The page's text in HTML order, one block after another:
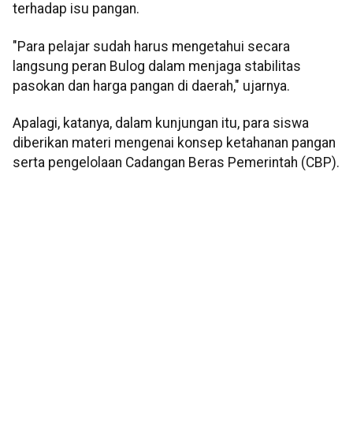
terhadap isu pangan.
"Para pelajar sudah harus mengetahui secara
langsung peran Bulog dalam menjaga stabilitas
pasokan dan harga pangan di daerah," ujarnya.
Apalagi, katanya, dalam kunjungan itu, para siswa
diberikan materi mengenai konsep ketahanan pangan
serta pengelolaan Cadangan Beras Pemerintah (CBP).